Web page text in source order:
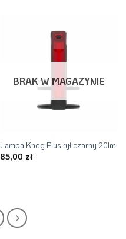
BRAK W MAGAZYNIE
Lampa Knog Plus tył czarny 20lm
85,00 zł